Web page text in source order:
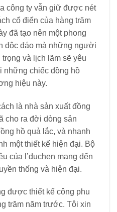
công ty vẫn giữ được nét
cổ điển của hàng trăm
đã tạo nên một phong
độc đáo mà những người
và lịch lãm sẽ yêu
những chiếc đồng hồ
hiệu này.
là nhà sản xuất đồng
cho ra đời dòng sản
hồ quả lắc, và nhanh
một thiết kế hiện đại. Bộ
của l’duchen mang đến
thống và hiện đại.
được thiết kế công phu
trăm năm trước. Tôi xin